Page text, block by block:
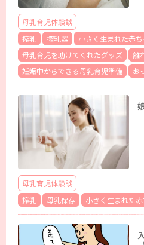
母乳育児体験談
搾乳
搾乳器 小さく生まれた赤
母乳育児を助けてくれたグッズ
離
妊娠中からできる母乳育児準備
お
母乳育児体験談
搾乳
母乳保存 小さく生まれた